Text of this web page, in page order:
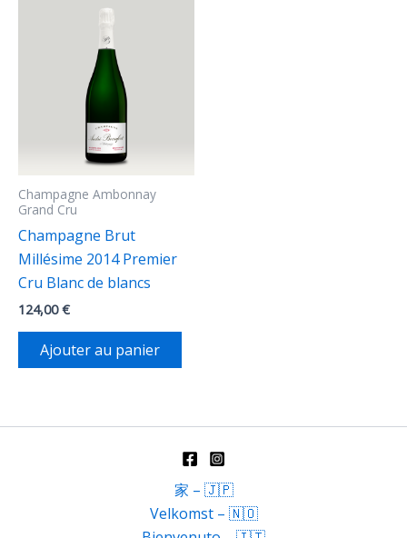
Champagne Ambonnay
Grand Cru
Champagne Brut
Millésime 2014 Premier
Cru Blanc de blancs
124,00€
Ajouter au panier
家 – 🇯🇵
Velkomst – 🇳🇴